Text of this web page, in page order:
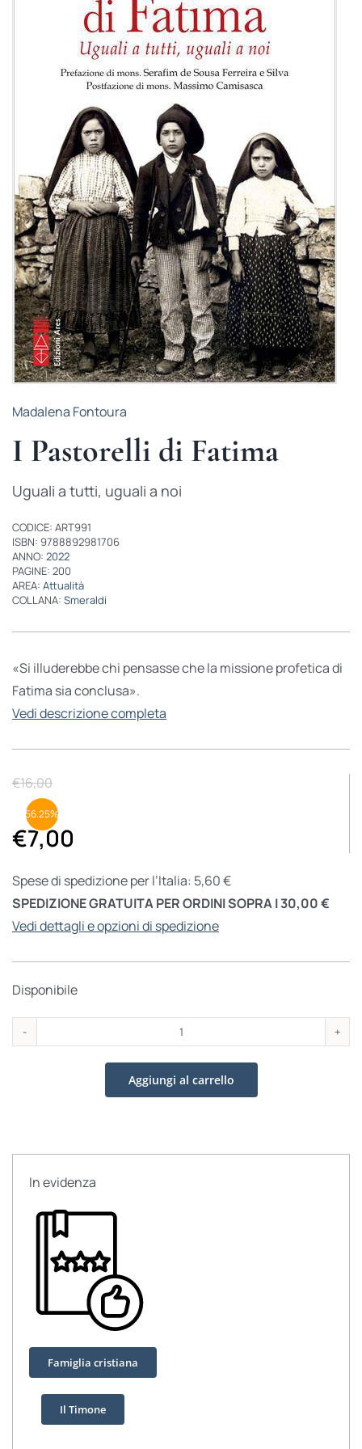
BIOGRAFIE
ATTUALITÀ
Madalena Fontoura
I Pastorelli di Fatima
Uguali a tutti, uguali a noi
CODICE: ART991
ISBN: 9788892981706
ANNO: 2022
PAGINE: 200
AREA: Attualità
COLLANA: Smeraldi
«Si illuderebbe chi pensasse che la missione profetica di
Fatima sia conclusa».
Vedi descrizione completa
€16,00
€7,00
56.25%
Spese di spedizione per l’Italia: 5,60 €
SPEDIZIONE GRATUITA PER ORDINI SOPRA I 30,00 €
Vedi dettagli e opzioni di spedizione
Disponibile
I
Pastorelli
di
Aggiungi al carrello
In evidenza
Famiglia cristiana
Il Timone